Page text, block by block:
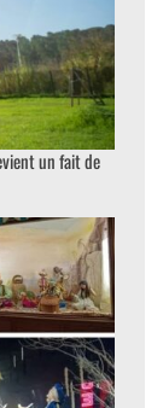
un fait de